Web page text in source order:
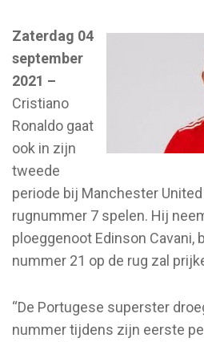
Zaterdag 04
september
2021 –
Cristiano
Ronaldo gaat
ook in zijn
tweede
periode bij Manchester
rugnummer 7 spelen. Hij
ploeggenoot Edinson Cavani,
nummer 21 op de rug zal
“De Portugese superster
nummer tijdens zijn eerste